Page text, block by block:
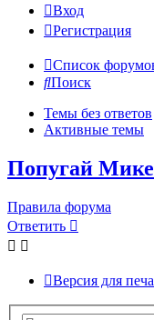
Вход
Регистрация
Список
Поиск
Темы без ответов
Активные темы
Попугай
Правила форума
Ответить
Версия для